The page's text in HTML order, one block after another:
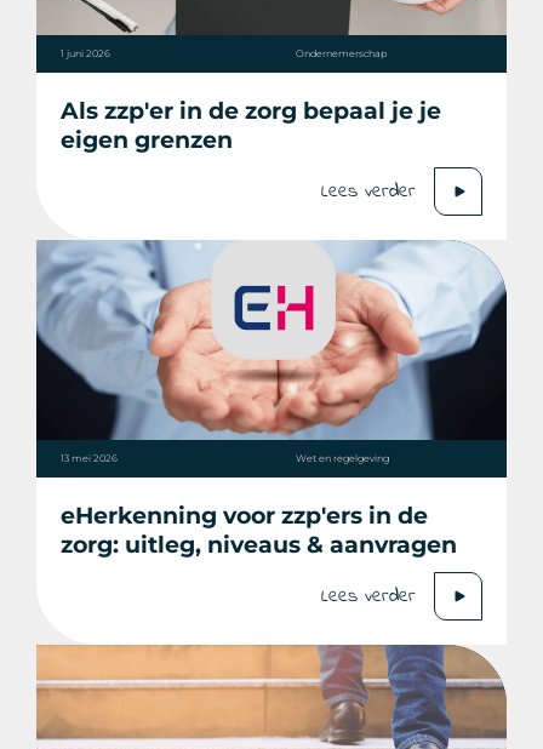
1 juni 2026 Ondernemerschap
Als zzp'er in de zorg bepaal je je
eigen grenzen
Lees verder
13 mei 2026 Wet en regelgeving
eHerkenning voor zzp'ers in de
zorg: uitleg, niveaus & aanvragen
Lees verder